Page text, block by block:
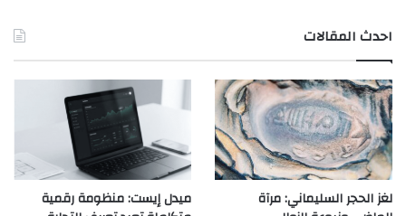
احدث المقالات
لغز الحجر السليماني: مرآة
ميدل إيست: منظومة رقمية